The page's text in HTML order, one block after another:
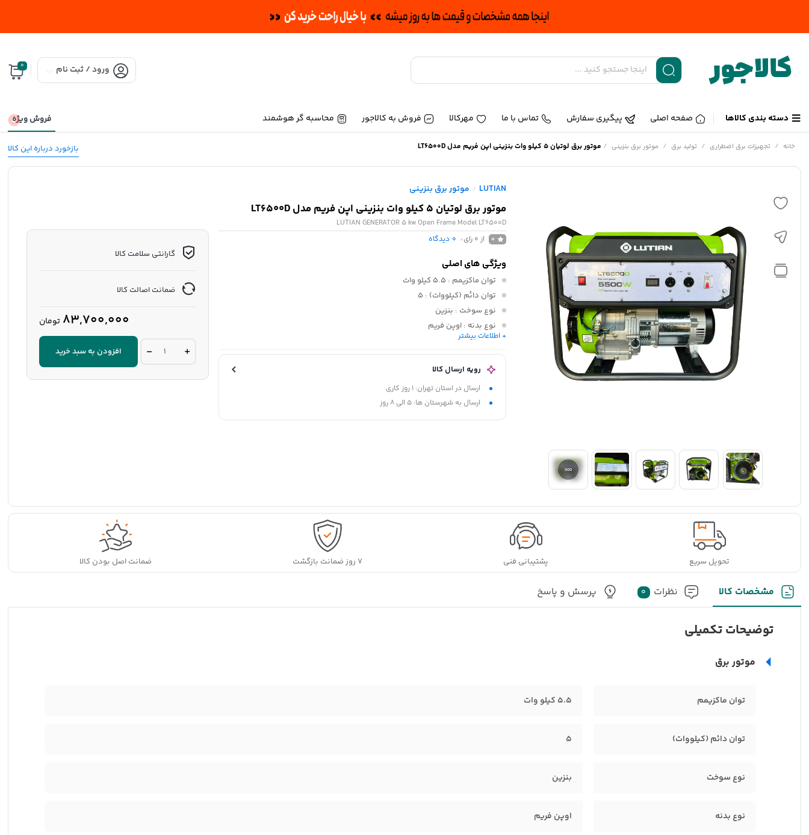
ورود / ثبت نام 0
دسته بندی کالاها صفحه اصلی پیگیری سفارش تماس با ما مهرکالا فروش به کالاجور محاسبه گر هوشمند فروش ویژه
بازخورد درباره این کالا خانه / تجهیزات برق اضطراری / تولید برق / موتور برق بنزینی / موتور برق لوتیان 5 کیلو وات بنزینی اپن فریم مدل LT6500D
LUTIAN
/ موتور برق بنزینی
موتور برق لوتیان 5 کیلو وات بنزینی اپن فریم مدل LT6500D
LUTIAN GENERATOR 5 kw Open Frame Model LT6500D
0 از 0 رای 0 دیدگاه
ویژگی های اصلی
توان ماکزیمم : 5.5 کیلو وات
توان دائم (کیلووات) : 5
نوع سوخت : بنزین
نوع بدنه : اوپن فریم
نوع تثبیت ولتاژ
+ اطلاعات بیشتر
رویه ارسال کالا
ارسال در استان تهران: 1 روز کاری
ارسال به شهرستان ها: 5 الی 8 روز
گارانتی سلامت کالا
ضمانت اصالت کالا
83,700,000 تومان
موتور
برق
5
افزودن به سبد خرید
تحویل سریع پشتیبانی فنی ۷ روز ضمانت بازگشت ضمانت اصل بودن کالا
مشخصات کالا نظرات 0 پرسش و پاسخ
توضیحات تکمیلی
موتور برق
توان ماکزیمم 5.5 کیلو وات
توان دائم (کیلووات) 5
نوع سوخت بنزین
نوع بدنه اوپن فریم